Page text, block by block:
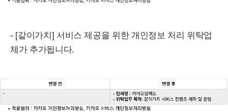
- [같이가치] 서비스 제공을 위한 개인정보 처리 위탁업
체가 추가됩니다.